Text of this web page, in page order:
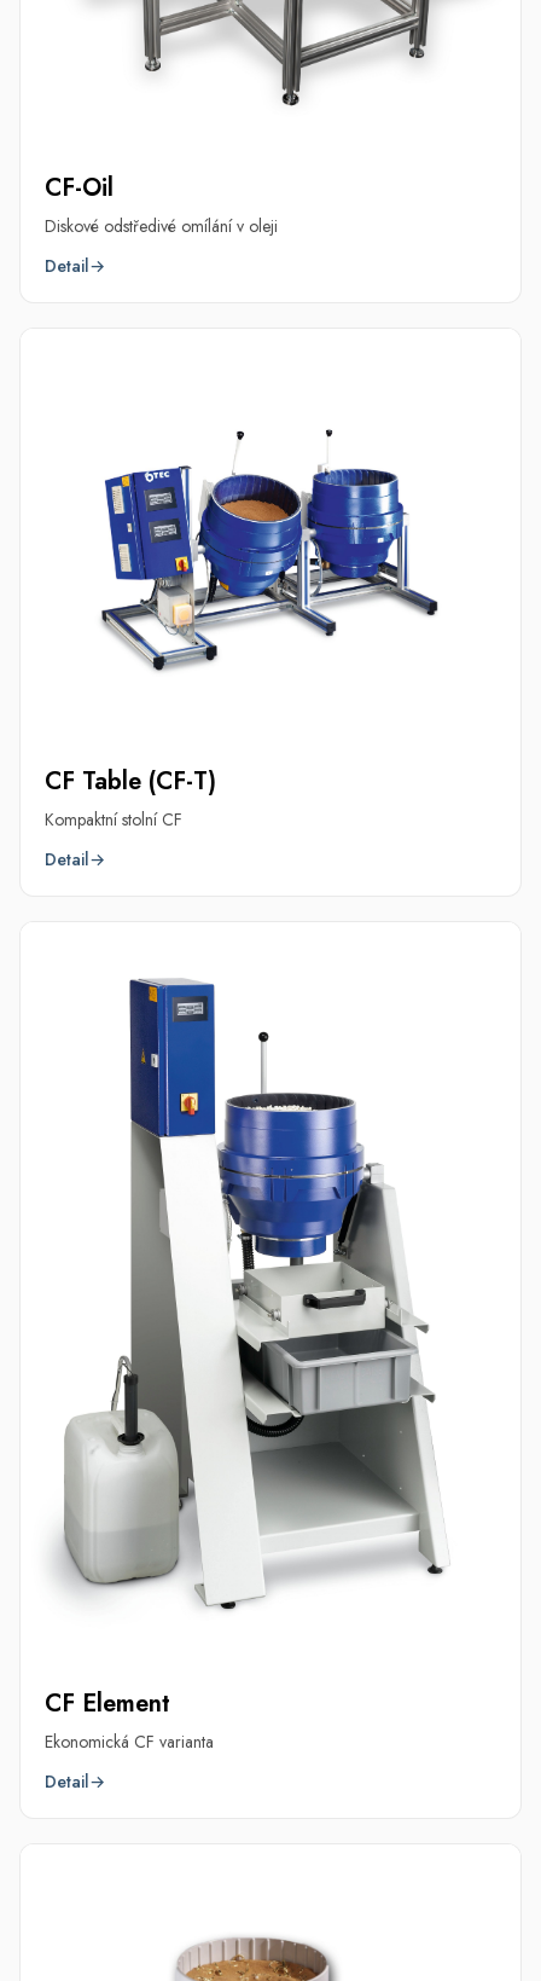
CF-Oil
Diskové odstředivé omílání v oleji
Detail→
CF Table (CF-T)
Kompaktní stolní CF
Detail→
CF Element
Ekonomická CF varianta
Detail→